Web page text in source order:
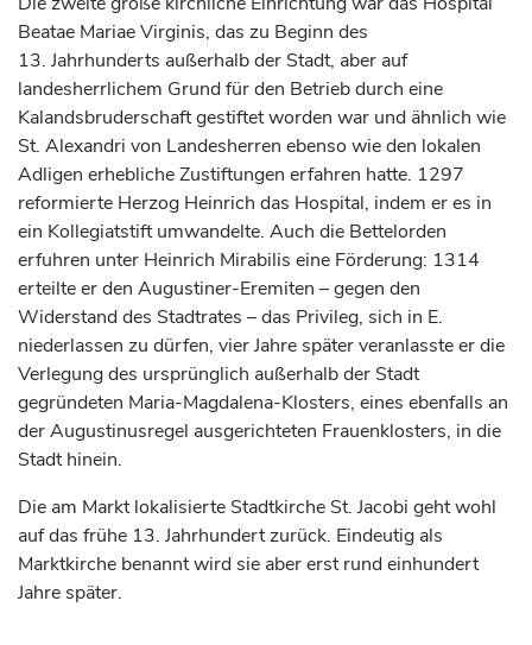
Beatae Mariae Virginis, das zu Beginn des
13. Jahrhunderts außerhalb der Stadt, aber auf
landesherrlichem Grund für den Betrieb durch eine
Kalandsbruderschaft gestiftet worden war und ähnlich wie
St. Alexandri von Landesherren ebenso wie den lokalen
Adligen erhebliche Zustiftungen erfahren hatte. 1297
reformierte Herzog Heinrich das Hospital, indem er es in
ein Kollegiatstift umwandelte. Auch die Bettelorden
erfuhren unter Heinrich Mirabilis eine Förderung: 1314
erteilte er den Augustiner-Eremiten – gegen den
Widerstand des Stadtrates – das Privileg, sich in E.
niederlassen zu dürfen, vier Jahre später veranlasste er die
Verlegung des ursprünglich außerhalb der Stadt
gegründeten Maria-Magdalena-Klosters, eines ebenfalls an
der Augustinusregel ausgerichteten Frauenklosters, in die
Stadt hinein.
Die am Markt lokalisierte Stadtkirche St. Jacobi geht wohl
auf das frühe 13. Jahrhundertzurück. Eindeutig als
Marktkirche benannt wird sie aber erst rund einhundert
Jahre später.